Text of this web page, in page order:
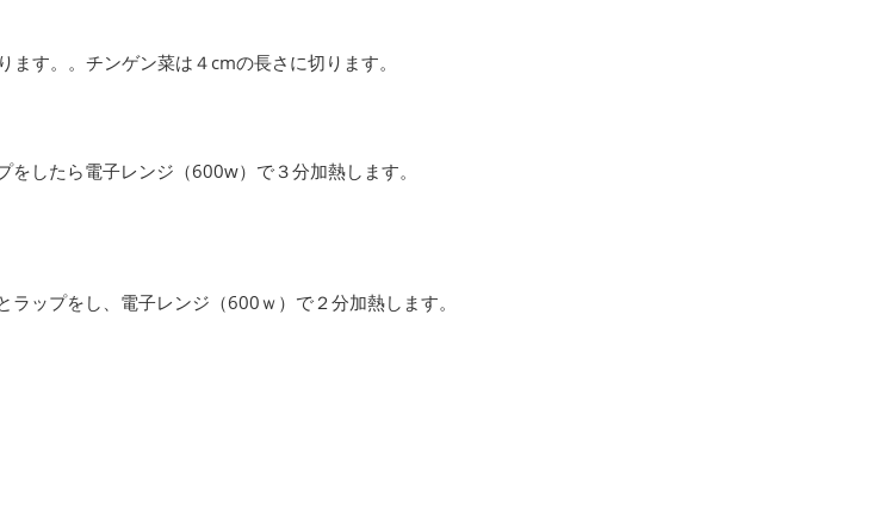
す。。チンゲン菜は４cmの長さに切ります。
したら電子レンジ（600w）で３分加熱します。
ップをし、電子レンジ（600ｗ）で２分加熱します。